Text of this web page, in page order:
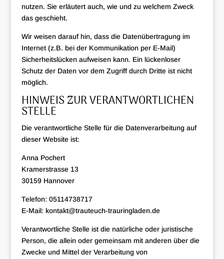
nutzen. Sie erläutert auch, wie und zu welchem Zweck
das geschieht.
Wir weisen darauf hin, dass die Datenübertragung im
Internet (z.B. bei der Kommunikation per E-Mail)
Sicherheitslücken aufweisen kann. Ein lückenloser
Schutz der Daten vor dem Zugriff durch Dritte ist nicht
möglich.
HINWEIS ZUR VERANTWORTLICHEN
STELLE
Die verantwortliche Stelle für die Datenverarbeitung auf
dieser Website ist:
Anna Pochert
Kramerstrasse 13
30159 Hannover
Telefon: 05114738717
E-Mail: kontakt@trauteuch-trauringladen.de
Verantwortliche Stelle ist die natürliche oder juristische
Person, die allein oder gemeinsam mit anderen über die
Zwecke und Mittel der Verarbeitung von